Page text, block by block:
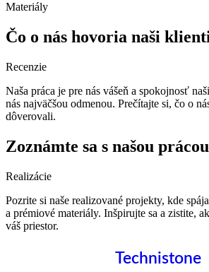
Materiály
Čo o nás hovoria naši
Recenzie
Naša práca je pre nás vášeň a spokojnosť
nás najväčšou odmenou. Prečítajte si, čo o
dôverovali.
Zoznámte sa s našou prácou
Realizácie
Pozrite si naše realizované projekty, kde
a prémiové materiály. Inšpirujte sa a zistite,
váš priestor.
Technistone